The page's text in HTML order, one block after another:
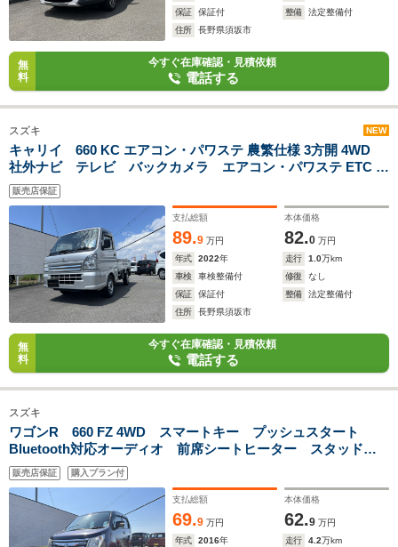
保証
保証付 整備
法定整備付
住所
長野県須坂市
無
料
今すぐ在庫確認・見積依頼
電話する
スズキ NEW
キャリイ 660 KC エアコン・パワステ 農繁仕様 3方開 4WD
社外ナビ テレビ バックカメラ エアコン・パワステ ETC 前
後ミラー型ドライブレコーダー スタッドレスタイヤ付
販売店保証
支払総額
89.9 万円
本体価格
82.0 万円
年式
2022年 走行 1.0万km
車検
車検整備付 修復
なし
保証
保証付 整備
法定整備付
住所
長野県須坂市
無
料
今すぐ在庫確認・見積依頼
電話する
スズキ
ワゴンR 660 FZ 4WD スマートキー プッシュスタート
Bluetooth対応オーディオ 前席シートヒーター スタッドレ
スタイヤ付
販売店保証 購入プラン付
支払総額
69.9 万円
本体価格
62.9 万円
年式
2016年 走行 4.2万km